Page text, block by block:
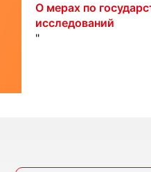
О мерах по
исследований
"